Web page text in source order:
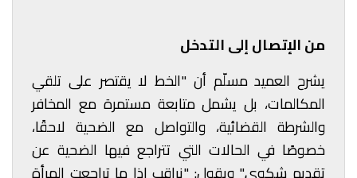
من الإتصال إلى التدخل
يشرح العميد مسلّم أن "الخط لا يقتصر على تلقي
المكالمات، بل يشمل متابعة مستمرة مع المخافر
والشرطة القضائية، والتواصل مع الضحية لاحقًا،
خصوصًا في الحالات التي تتراجع فيها الضحية عن